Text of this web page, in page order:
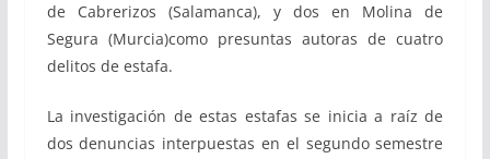
de Cabrerizos (Salamanca), y dos en Molina de
Segura (Murcia)como presuntas autoras de cuatro
delitos de estafa.
La investigación de estas estafas se inicia a raíz de
dos denuncias interpuestas en el segundo semestre